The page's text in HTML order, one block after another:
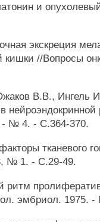
и
экскреция
кишки //Вопросы
В.В., Ингель
нейроэндокринной
- № 4. - С.364-370.
тканевого
№ 1. - С.29-49.
эмбриол. 1975.